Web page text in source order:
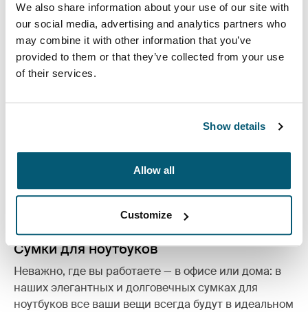
We also share information about your use of our site with
our social media, advertising and analytics partners who
may combine it with other information that you’ve
provided to them or that they’ve collected from your use
of their services.
Show details
Allow all
Customize
ЕщеОткрывается в новой вкладке
Сумки для ноутбуков
Неважно, где вы работаете — в офисе или дома: в
наших элегантных и долговечных сумках для
ноутбуков все ваши вещи всегда будут в идеальном